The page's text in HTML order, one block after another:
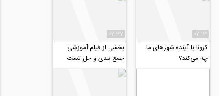
07:13
کرونا با آینده شهرهای ما
چه می‌کند؟
07:37
بخشی از فیلم آموزشی
جمع بندی و حل تست
تئوری الاستیسیته (آمادگی
کنکور دکتری ۹۹)